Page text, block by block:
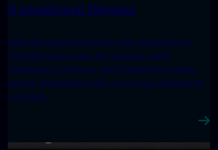
O společnosti Siemens
Naše technologie pomáhají našim zákazníkům s
rychlejší transformací díky zapojení umělé
inteligence v průmyslu, zvyšují efektivitu továren,
zlepšují obyvatelnost měst a posouvají udržitelnost
v dopravě.